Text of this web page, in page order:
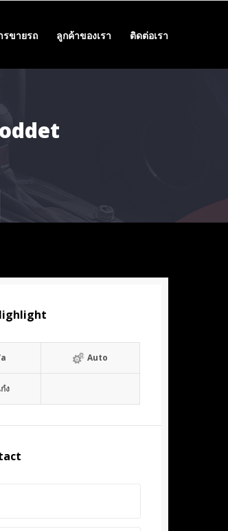
รขายรถ ลูกค้าของเรา ติดต่อเรา
Auto
ง